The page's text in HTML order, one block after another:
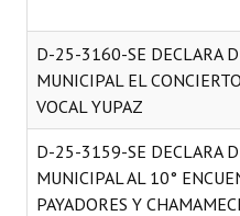
D-25-3160-SE DECLARA
MUNICIPAL EL
VOCAL YUPAZ
D-25-3159-SE DECLARA
MUNICIPAL AL 10°
PAYADORES Y